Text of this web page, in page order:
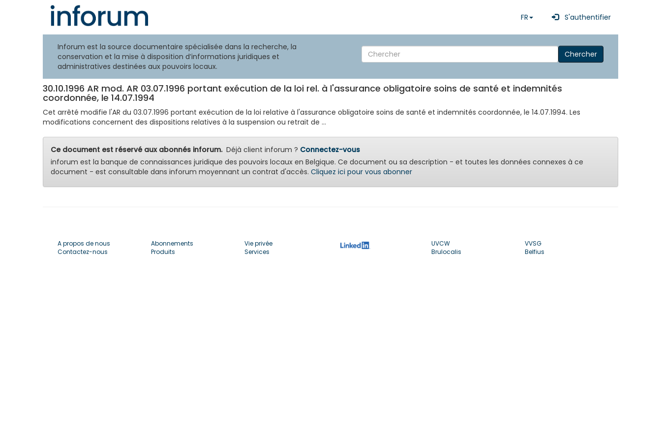
FR S'authentifier
Inforum est la source documentaire spécialisée dans la recherche, la
conservation et la mise à disposition d’informations juridiques et
administratives destinées aux pouvoirs locaux.
Chercher
30.10.1996 AR mod. AR 03.07.1996 portant exécution de la loi rel. à l'assurance obligatoire soins de santé et indemnités
coordonnée, le 14.07.1994
Cet arrêté modifie l'AR du 03.07.1996 portant exécution de la loi relative à l'assurance obligatoire soins de santé et indemnités coordonnée, le 14.07.1994. Les
modifications concernent des dispositions relatives à la suspension ou retrait de ...
Ce document est réservé aux abonnés inforum.Déjà client inforum ? Connectez-vous
inforum est la banque de connaissances juridique des pouvoirs locaux en Belgique. Ce document ou sa description - et toutes les données connexes à ce
document - est consultable dans inforum moyennant un contrat d'accès. Cliquez ici pour vous abonner
A propos de nous
Contactez-nous
Abonnements
Produits
Vie privée
Services
UVCW
Brulocalis
VVSG
Belfius